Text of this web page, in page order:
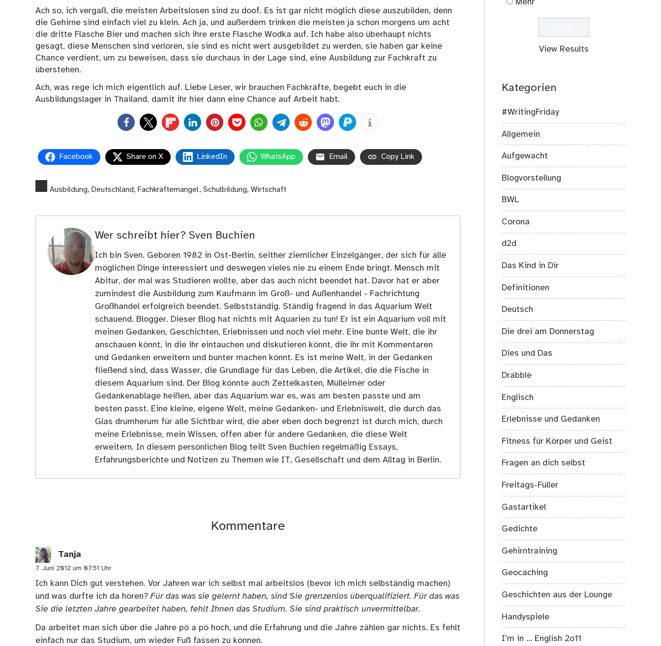
Ach so, ich vergaß, die meisten Arbeitslosen sind zu doof. Es ist gar nicht möglich diese auszubilden, denn
die Gehirne sind einfach viel zu klein. Ach ja, und außerdem trinken die meisten ja schon morgens um acht
die dritte Flasche Bier und machen sich ihre erste Flasche Wodka auf. Ich habe also überhaupt nichts
gesagt, diese Menschen sind verloren, sie sind es nicht wert ausgebildet zu werden, sie haben gar keine
Chance verdient, um zu beweisen, dass sie durchaus in der Lage sind, eine Ausbildung zur Fachkraft zu
überstehen.
Ach, was rege ich mich eigentlich auf. Liebe Leser, wir brauchen Fachkräfte, begebt euch in die
Ausbildungslager in Thailand, damit ihr hier dann eine Chance auf Arbeit habt.
0
Facebook Share on X LinkedIn WhatsApp Email Copy Link
Ausbildung, Deutschland, Fachkräftemangel, Schulbildung, Wirtschaft
Wer schreibt hier? Sven Buchien
Ich bin Sven. Geboren 1982 in Ost-Berlin, seither ziemlicher Einzelgänger, der sich für alle
möglichen Dinge interessiert und deswegen vieles nie zu einem Ende bringt. Mensch mit
Abitur, der mal was Studieren wollte, aber das auch nicht beendet hat. Davor hat er aber
zumindest die Ausbildung zum Kaufmann im Groß- und Außenhandel - Fachrichtung
Großhandel erfolgreich beendet. Selbstständig. Ständig fragend in das Aquarium Welt
schauend. Blogger. Dieser Blog hat nichts mit Aquarien zu tun! Er ist ein Aquarium voll mit
meinen Gedanken, Geschichten, Erlebnissen und noch viel mehr. Eine bunte Welt, die ihr
anschauen könnt, in die ihr eintauchen und diskutieren könnt, die ihr mit Kommentaren
und Gedanken erweitern und bunter machen könnt. Es ist meine Welt, in der Gedanken
fließend sind, dass Wasser, die Grundlage für das Leben, die Artikel, die die Fische in
diesem Aquarium sind. Der Blog könnte auch Zettelkasten, Mülleimer oder
Gedankenablage heißen, aber das Aquarium war es, was am besten passte und am
besten passt. Eine kleine, eigene Welt, meine Gedanken- und Erlebniswelt, die durch das
Glas drumherum für alle Sichtbar wird, die aber eben doch begrenzt ist durch mich, durch
meine Erlebnisse, mein Wissen, offen aber für andere Gedanken, die diese Welt
erweitern. In diesem persönlichen Blog teilt Sven Buchien regelmäßig Essays,
Erfahrungsberichte und Notizen zu Themen wie IT, Gesellschaft und dem Alltag in Berlin.
Kommentare
Tanja
7. Juni 2012 um 07:51 Uhr
Ich kann Dich gut verstehen. Vor Jahren war ich selbst mal arbeitslos (bevor ich mich selbständig machen)
und was durfte ich da hören? Für das was sie gelernt haben, sind Sie grenzenlos überqualifiziert. Für das was
Sie die letzten Jahre gearbeitet haben, fehlt Ihnen das Studium. Sie sind praktisch unvermittelbar.
Da arbeitet man sich über die Jahre pö a pö hoch, und die Erfahrung und die Jahre zählen gar nichts. Es fehlt
einfach nur das Studium, um wieder Fuß fassen zu können.
Mehr
View Results
Kategorien
#WritingFriday
Allgemein
Aufgewacht
Blogvorstellung
BWL
Corona
d2d
Das Kind in Dir
Definitionen
Deutsch
Die drei am Donnerstag
Dies und Das
Drabble
Englisch
Erlebnisse und Gedanken
Fitness für Körper und Geist
Fragen an dich selbst
Freitags-Füller
Gastartikel
Gedichte
Gehirntraining
Geocaching
Geschichten aus der Lounge
Handyspiele
I’m in … English 2o11